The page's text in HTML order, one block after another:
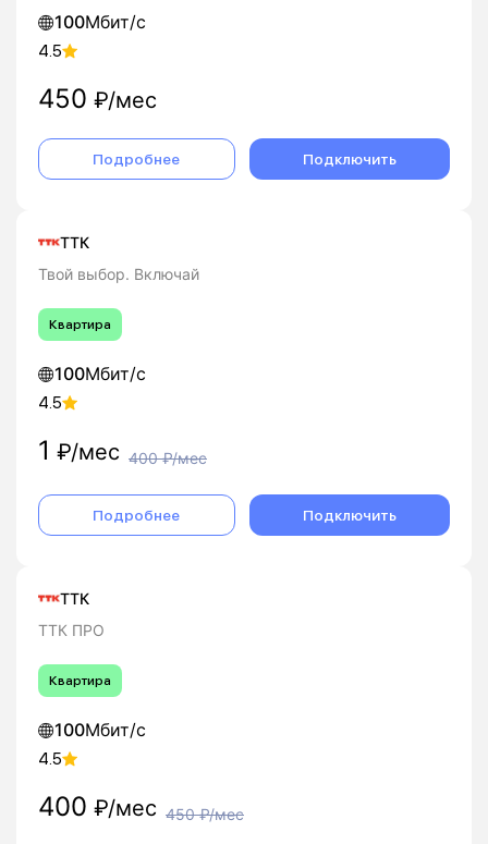
100Мбит/с
4.5
450 ₽/мес
Подробнее Подключить
ТТК
Твой выбор. Включай
Квартира
100Мбит/с
4.5
1 ₽/мес 400₽/мес
Подробнее Подключить
ТТК
ТТК ПРО
Квартира
100Мбит/с
4.5
400 ₽/мес 450₽/мес